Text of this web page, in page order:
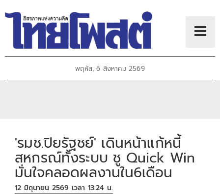
พฤหัส, 6 สิงหาคม 2569
'รมช.ปิยรัฐชย์' เดินหน้าแก้หนี้
สหกรณ์ทั้งระบบ ชู Quick Win
มั่นใจคลอดผลงานใน6เดือน
12 มิถุนายน 2569 เวลา 13:24 น.